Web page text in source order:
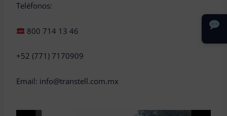
Teléfonos:
800 714 13 46
+52 (771) 7170909
Email: info@transtell.com.mx